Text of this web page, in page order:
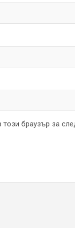
браузър за